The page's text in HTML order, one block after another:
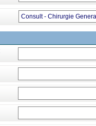
Consult - Chirurgie